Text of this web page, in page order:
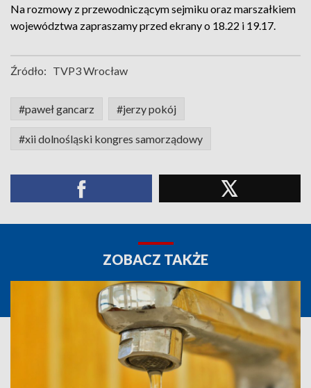
Na rozmowy z przewodniczącym sejmiku oraz marszałkiem
województwa zapraszamy przed ekrany o 18.22 i 19.17.
Źródło: TVP3 Wrocław
#paweł gancarz #jerzy pokój
#xii dolnośląski kongres samorządowy
ZOBACZ TAKŻE